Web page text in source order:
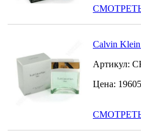
Calvin
Артикул:
Цена: 19605